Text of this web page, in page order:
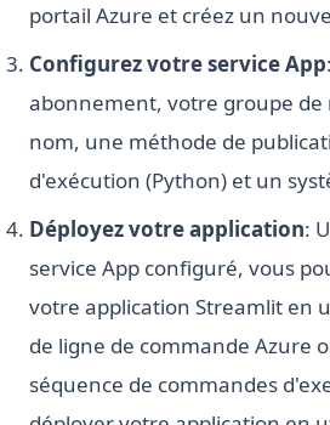
portail Azure et créez un
Configurez votre service App
abonnement, votre groupe de
nom, une méthode de
d'exécution (Python) et un
Déployez votre application:
service App configuré, vous
votre application Streamlit en
de ligne de commande Azure
séquence de commandes